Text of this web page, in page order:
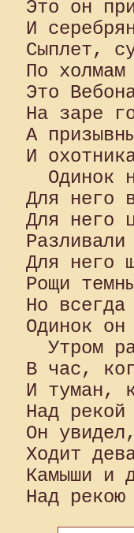
Это он
И
Сыплет,
По
Это
На заре
А
И
Одинок
Для него
Для него
Для него
Рощи
Но
Одинок
Утром
В час,
И туман,
Над
Он
Ходит
Камыши и